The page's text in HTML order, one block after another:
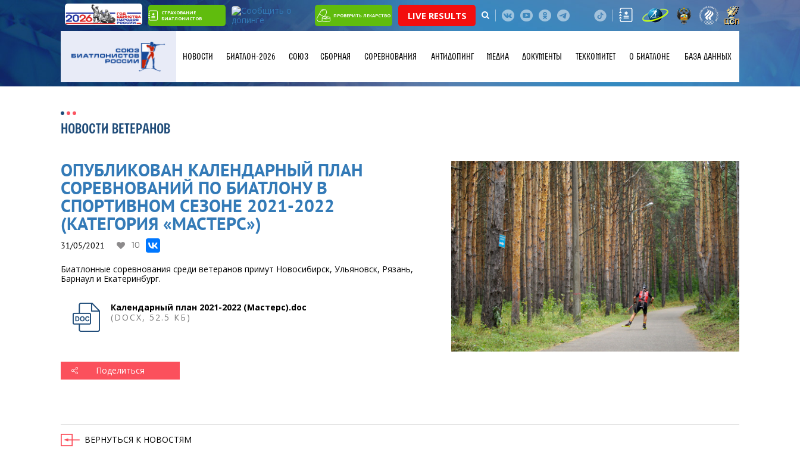
СТРАХОВАНИЕ
БИАТЛОНИСТОВ
ПРОВЕРИТЬ ЛЕКАРСТВО LIVE RESULTS
НОВОСТИ БИАТЛОН-2026 СОЮЗ СБОРНАЯ СОРЕВНОВАНИЯ АНТИДОПИНГ МЕДИА ДОКУМЕНТЫ ТЕХКОМИТЕТ О БИАТЛОНЕ БАЗА ДАННЫХ
НОВОСТИ ВЕТЕРАНОВ
ОПУБЛИКОВАН КАЛЕНДАРНЫЙ ПЛАН
СОРЕВНОВАНИЙ ПО БИАТЛОНУ В
СПОРТИВНОМ СЕЗОНЕ 2021-2022
(КАТЕГОРИЯ «МАСТЕРС»)
31/05/2021 10
Биатлонные соревнования среди ветеранов примут Новосибирск, Ульяновск, Рязань,
Барнаул и Екатеринбург.
Календарный план 2021-2022 (Мастерс).doc
(DOCX, 52.5 КБ)
Поделиться
ВЕРНУТЬСЯ К НОВОСТЯМ